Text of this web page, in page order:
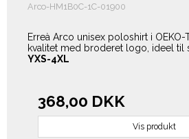
Arco-HM1B0C-1C-01900
Erreà Arco unisex poloshirt i
kvalitet med broderet logo, ideel til
YXS-4XL
368,00 DKK
Vis produkt